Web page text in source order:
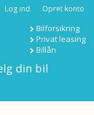
Log ind Opret konto
Bilforsikring
Privat leasing
Billån
din bil